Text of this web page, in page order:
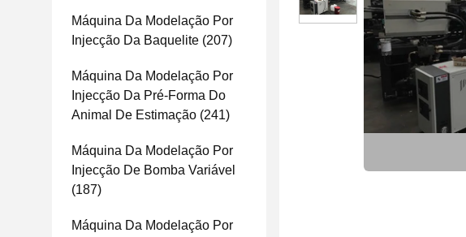
Máquina Da Modelação Por
Injecção Da Baquelite (207)
Máquina Da Modelação Por
Injecção Da Pré-Forma Do
Animal De Estimação (241)
Máquina Da Modelação Por
Injecção De Bomba Variável
(187)
Máquina Da Modelação Por